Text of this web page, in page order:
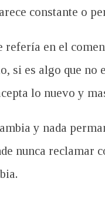
constante o
refería en el
si es algo que no
lo nuevo y
y nada
nunca reclamar